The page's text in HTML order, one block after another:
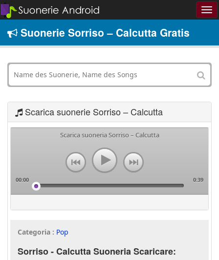
Suonerie Sorriso – Calcutta Gratis
Scarica suonerie Sorriso – Calcutta
Scarica suoneria Sorriso – Calcutta
00:00 0:39
Categoria : Pop
Sorriso - Calcutta Suoneria Scaricare: